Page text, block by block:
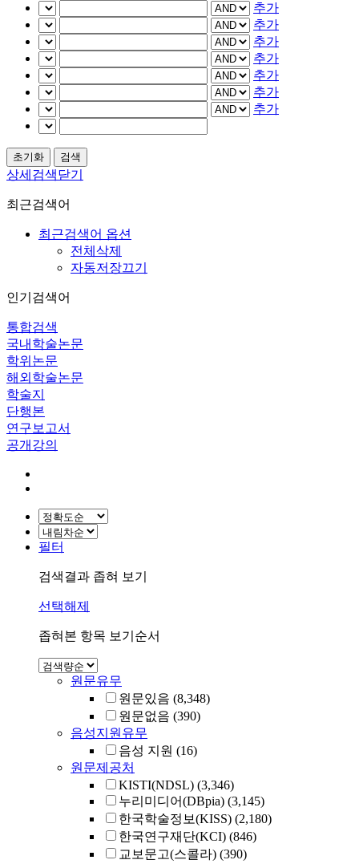
추가
추가
추가
추가
추가
추가
추가
상세검색닫기
최근검색어
최근검색어 옵션
전체삭제
자동저장끄기
인기검색어
통합검색
국내학술논문
학위논문
해외학술논문
학술지
단행본
연구보고서
공개강의
필터
검색결과 좁혀 보기
선택해제
좁혀본 항목 보기순서
원문유무
원문있음 (8,348)
원문없음 (390)
음성지원유무
음성 지원 (16)
원문제공처
KISTI(NDSL) (3,346)
누리미디어(DBpia) (3,145)
한국학술정보(KISS) (2,180)
한국연구재단(KCI) (846)
교보문고(스콜라) (390)